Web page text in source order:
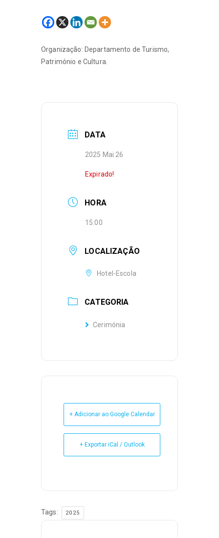
Organização: Departamento de Turismo,
Património e Cultura.
DATA
2025 Mai 26
Expirado!
HORA
15:00
LOCALIZAÇÃO
Hotel-Escola
CATEGORIA
Cerimónia
+ Adicionar ao Google Calendar
+ Exportar iCal / Outlook
Tags: 2025